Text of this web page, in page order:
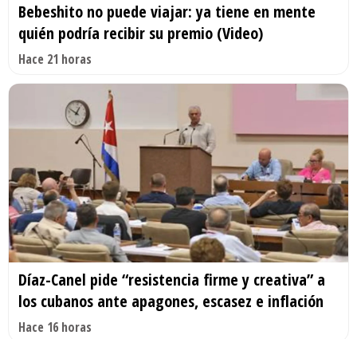
Bebeshito no puede viajar: ya tiene en mente
quién podría recibir su premio (Video)
Hace 21 horas
Díaz-Canel pide “resistencia firme y creativa” a
los cubanos ante apagones, escasez e inflación
Hace 16 horas